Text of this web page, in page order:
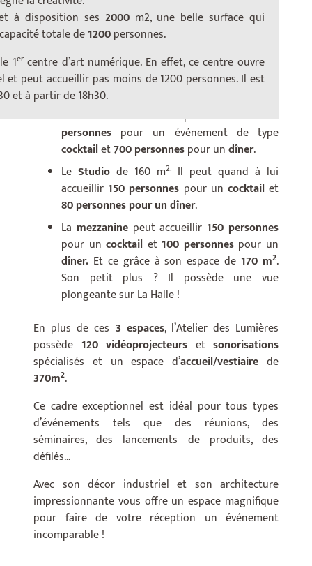
à disposition ses 2000 m2, une belle surface qui
totale de1200personnes.
1ercentre d’art numérique. En effet, ce centre ouvre
et peut accueillir pas moins de 1200 personnes. Il est
et à partir de 18h30.
Atelier des Lumières possède une surface de
2000m 2& une hauteur de10m.
Il met ainsi à disposition plusieurs espaces :
La Halle de 1300 m Elle peut accueillir 1200
personnes pour un événement de type
cocktailet700 personnespour undîner.
Le Studiode 160 m2. Il peut quand à lui
accueillir 150 personnes pour un cocktailet
80 personnes pour un dîner.
La mezzanine peut accueillir 150 personnes
pour uncocktail et 100 personnespour un
dîner. Et ce grâce à son espace de 170 m2.
Son petit plus ? Il possède une vue
plongeante sur La Halle !
En plus de ces 3 espaces, l’Atelier des Lumières
possède 120 vidéoprojecteurs et sonorisations
spécialisés et un espace d’accueil/vestiaire de
370m2.
Ce cadre exceptionnel est idéal pour tous types
d’événements tels que des réunions, des
séminaires, des lancements de produits, des
défilés…
Avec son décor industriel et son architecture
impressionnante vous offre un espace magnifique
pour faire de votre réception un événement
incomparable !